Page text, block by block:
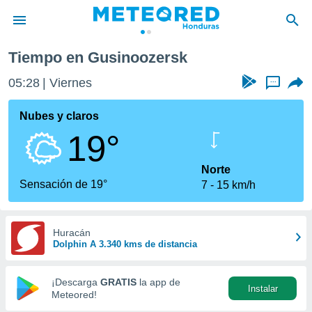
de
ha sido
calidad.
a este
las
y
forma
digital
basada
Tiempo en Gusinoozersk
05:28 Viernes ...
Nubes y claros
19°
Sensación de 19°
Norte
7
15 km/h
Huracán
Dolphin A 3.340 kms de distancia
¡Descarga GRATIS la app de
Meteored!
Instalar